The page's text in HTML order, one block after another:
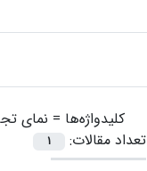
کلیدواژه‌ها = نمای
تعداد مقالات:
1